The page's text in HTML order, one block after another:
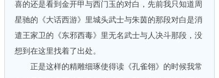
喜的还是看到金开甲与西门玉的对白，先前我只知道周
星驰的《大话西游》里城头武士与朱茵的那段对白是消
遣王家卫的《东邪西毒》里无名武士与人决斗那段，没
想到在这里找着了出处。
正是这样的精雕细琢使得读《孔雀翎》的时候我常